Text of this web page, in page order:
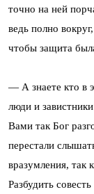
точно на ней
ведь полно
чтобы защита
— А знаете кто в
люди и
Вами так Бог
перестали
вразумления, так
Разбудить